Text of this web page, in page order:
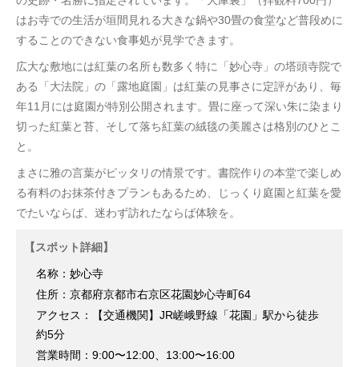
はお寺での生活が垣間見れる大きな鍋や30畳の食堂など普段めに
することのできない食事処が見学できます。
広大な敷地には紅葉の名所も数多く特に「妙心寺」の塔頭寺院で
ある「大法院」の「露地庭園」は紅葉の見事さに定評があり、毎
年11月には庭園が特別公開されます。畳に座って深い朱に染まり
切った紅葉と苔、そして落ち紅葉の絨毯の美麗さは格別のひとこ
と。
まさに雅の言葉がピッタリの情景です。書院作りの本堂で楽しめ
る有料のお抹茶付きプランもあるため、じっくり庭園と紅葉を愛
でたいならば、迷わず訪れたならば体験を。
【スポット詳細】
名称：妙心寺
住所：京都府京都市右京区花園妙心寺町64
アクセス：【交通機関】JR嵯峨野線「花園」駅から徒歩
約5分
営業時間：9:00〜12:00、13:00〜16:00